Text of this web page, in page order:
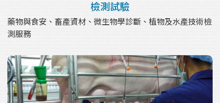
檢測試驗
藥物與食安、畜產資材、微生物學診斷、植物及水產技術檢
測服務